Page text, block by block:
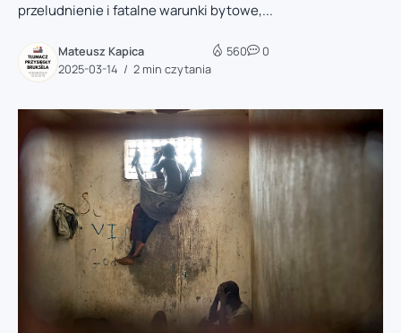
przeludnienie i fatalne warunki bytowe,...
Mateusz Kapica
2025-03-14
2 min czytania
560 0